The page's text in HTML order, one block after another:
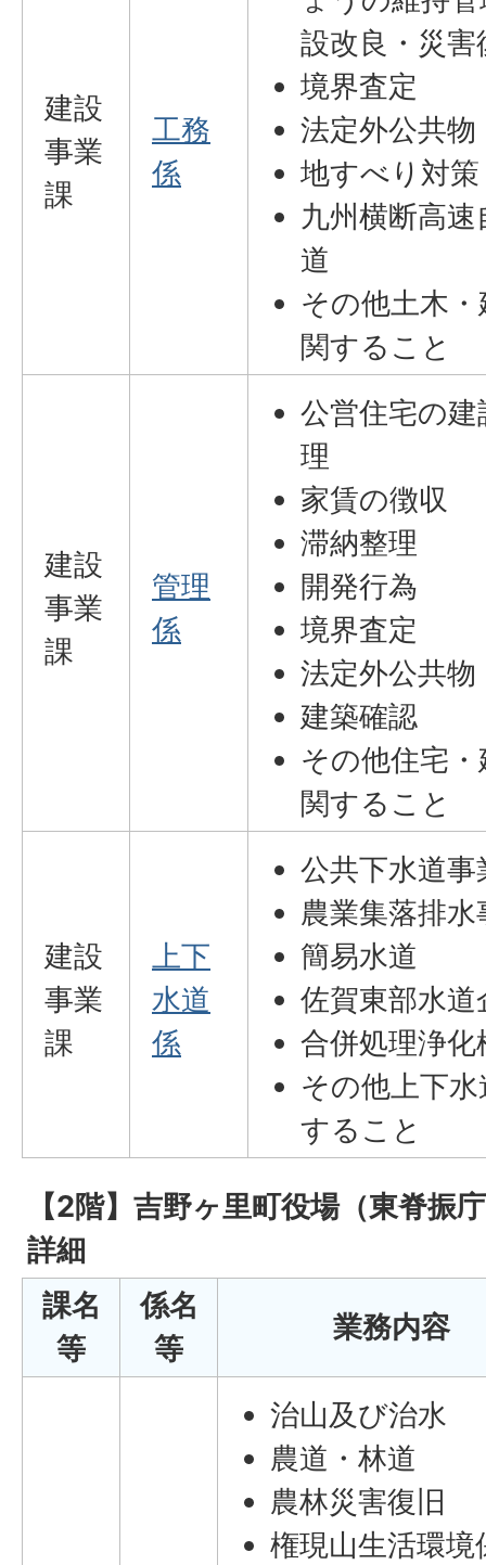
建設
事業
課
工務
係
設改良・災害
境界査定
法定外公共物
地すべり対策
九州横断高速
道
その他土木
関すること
建設
事業
課
管理
係
公営住宅の建
理
家賃の徴収
滞納整理
開発行為
境界査定
法定外公共物
建築確認
その他住宅
関すること
建設
事業
課
上下
水道
係
公共下水道事
農業集落排水
簡易水道
佐賀東部水道
合併処理浄化
その他上下
すること
【2階】吉野ヶ里町役場（東脊振
詳細
課名
等
係名
等
業務内容
治山及び治水
農道・林道
農林災害復旧
権現山生活環境